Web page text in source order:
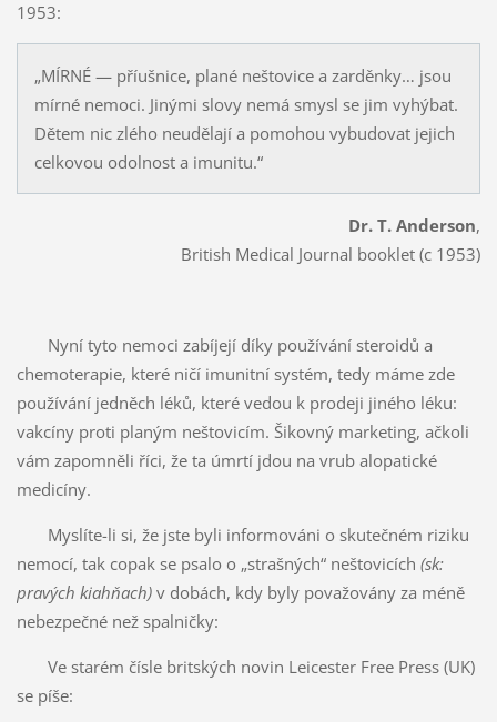
1953:
„MÍRNÉ — příušnice, plané neštovice a zarděnky… jsou
mírné nemoci. Jinými slovy nemá smysl se jim vyhýbat.
Dětem nic zlého neudělají a pomohou vybudovat jejich
celkovou odolnost a imunitu.“
Dr. T. Anderson,
British Medical Journal booklet (c 1953)
Nyní tyto nemoci zabíjejí díky používání steroidů a
chemoterapie, které ničí imunitní systém, tedy máme zde
používání jedněch léků, které vedou k prodeji jiného léku:
vakcíny proti planým neštovicím. Šikovný marketing, ačkoli
vám zapomněli říci, že ta úmrtí jdou na vrub alopatické
medicíny.
Myslíte-li si, že jste byli informováni o skutečném riziku
nemocí, tak copak se psalo o „strašných“ neštovicích (sk:
pravých kiahňach)v dobách, kdy byly považovány za méně
nebezpečné než spalničky:
Ve starém čísle britských novin Leicester Free Press (UK)
se píše: